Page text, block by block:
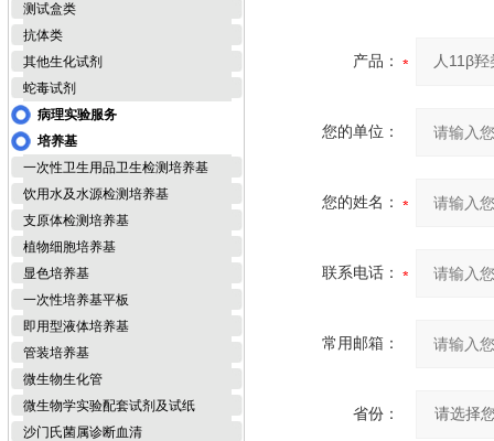
测试盒类
抗体类
其他生化试剂
蛇毒试剂
病理实验服务
培养基
一次性卫生用品卫生检测培养基
饮用水及水源检测培养基
支原体检测培养基
植物细胞培养基
显色培养基
一次性培养基平板
即用型液体培养基
管装培养基
微生物生化管
微生物学实验配套试剂及试纸
沙门氏菌属诊断血清
产品：
您的单位：
您的姓名：
联系电话：
常用邮箱：
省份：